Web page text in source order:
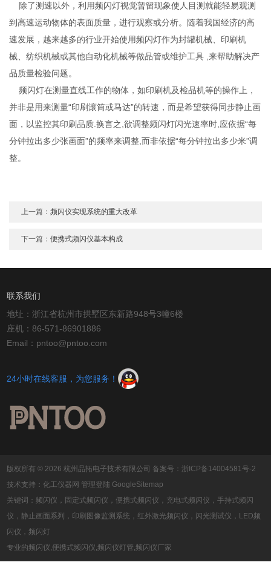
除了测速以外，利用频闪灯视觉暂留现象使人目测就能轻易观测
到高速运动物体的表面质量，进行观察或分析。随着我国经济的高
速发展，越来越多的行业开始使用频闪灯作为封罐机械、印刷机
械、纺织机械或其他自动化机械等做品管或维护工具 ,来帮助解决产
品质量检验问题。
频闪灯在测量直线工作的物体，如印刷机及检品机等的操作上，
并非是用来测量“印刷滚筒或马达”的转速，而是希望获得同步静止画
面，以监控其印刷品质.换言之,欲调整频闪灯闪光速率时,应依据“每
分钟拉出多少张画面”的频率来调整,而非依据“每分钟拉出多少米”调
整。
上一篇：频闪仪实现系统的重大改革
下一篇：便携式频闪仪基本构成
联系我们
地址：浙江省杭州市拱墅区东新路948号3幢6楼
座机：86-571-86901886
Email：pntoo@pntoo.com
24小时在线客服，为您服务！
版权所有 © 2026 杭州品拓电子技术有限公司备案号：浙ICP备14004581号-2
技术支持：化工仪器网 管理登陆 GoogleSitemap
关键词：频闪仪，固定式频闪仪，便携式频闪仪，充电式频闪仪，手持式频闪
仪，静止画面系列，印刷图像监测系统，红外激光频闪仪，闪光测试仪，LED频
闪仪，频闪灯
专业的频闪仪,便携式频闪仪,频闪仪灯管,频闪仪厂家